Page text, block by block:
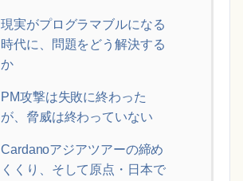
現実がプログラマブルになる
時代に、問題をどう解決する
か
PM攻撃は失敗に終わった
が、脅威は終わっていない
Cardanoアジアツアーの締め
くくり、そして原点・日本で